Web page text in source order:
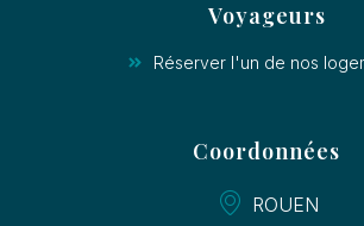
Voyageurs
Réserver l'un de nos
Coordonnées
ROUEN